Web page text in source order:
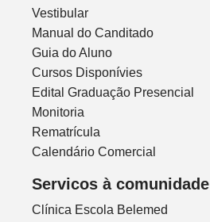
Vestibular
Manual do Canditado
Guia do Aluno
Cursos Disponívies
Edital Graduação Presencial
Monitoria
Rematrícula
Calendário Comercial
Servicos à comunidade
Clínica Escola Belemed